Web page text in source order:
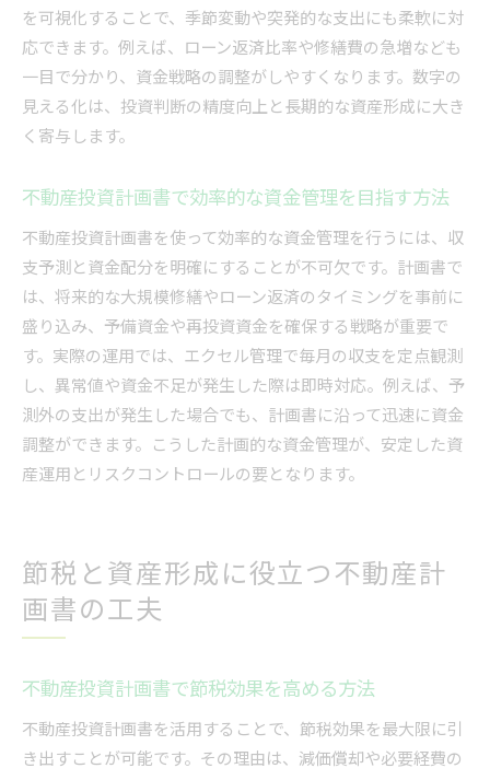
を可視化することで、季節変動や突発的な支出にも柔軟に対
応できます。例えば、ローン返済比率や修繕費の急増なども
一目で分かり、資金戦略の調整がしやすくなります。数字の
見える化は、投資判断の精度向上と長期的な資産形成に大き
く寄与します。
不動産投資計画書で効率的な資金管理を目指す方法
不動産投資計画書を使って効率的な資金管理を行うには、収
支予測と資金配分を明確にすることが不可欠です。計画書で
は、将来的な大規模修繕やローン返済のタイミングを事前に
盛り込み、予備資金や再投資資金を確保する戦略が重要で
す。実際の運用では、エクセル管理で毎月の収支を定点観測
し、異常値や資金不足が発生した際は即時対応。例えば、予
測外の支出が発生した場合でも、計画書に沿って迅速に資金
調整ができます。こうした計画的な資金管理が、安定した資
産運用とリスクコントロールの要となります。
節税と資産形成に役立つ不動産計
画書の工夫
不動産投資計画書で節税効果を高める方法
不動産投資計画書を活用することで、節税効果を最大限に引
き出すことが可能です。その理由は、減価償却や必要経費の